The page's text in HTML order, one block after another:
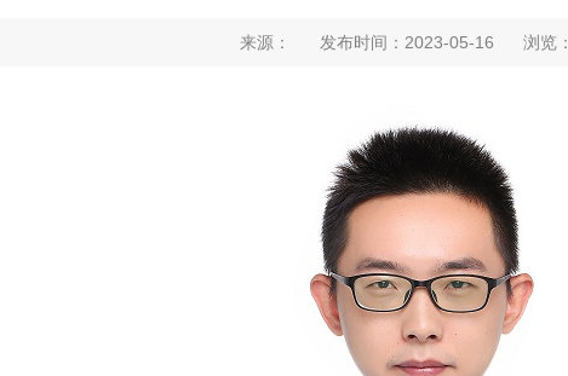
来源： 发布时间：2023-05-16 浏览：